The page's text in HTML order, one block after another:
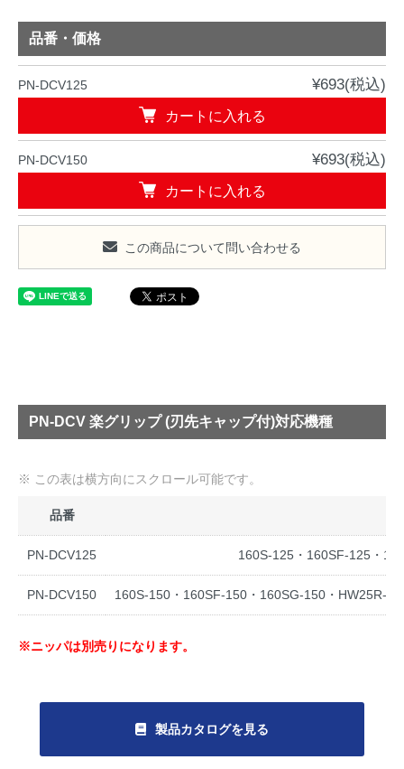
品番・価格
PN-DCV125 ¥693(税込)
カートに入れる
PN-DCV150 ¥693(税込)
カートに入れる
この商品について問い合わせる
PN-DCV 楽グリップ (刃先キャップ付)対応機種
品番
PN-DCV125 160S-125・160SF-125・
PN-DCV150 160S-150・160SF-150・160SG-150・HW25R-
※ニッパは別売りになります。
製品カタログを見る